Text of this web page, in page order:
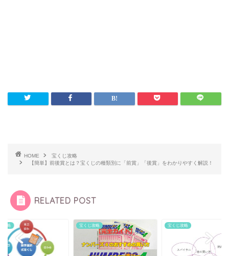
HOME
宝くじ攻略
【簡単】前後賞とは？宝くじの種類別に「前賞」「後賞」をわかりやすく解説！
RELATED POST
くじ攻略 宝くじ攻略 宝くじ攻略